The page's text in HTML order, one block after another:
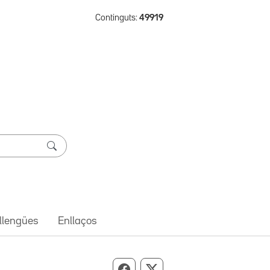
Continguts: 49919
Enllaços